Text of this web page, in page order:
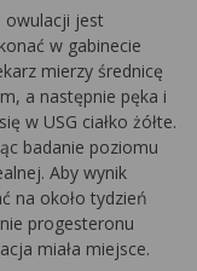
owulacji jest
w gabinecie
mierzy średnicę
a następnie pęka i
w USG ciałko żółte.
badanie poziomu
Aby wynik
na około tydzień
progesteronu
miała miejsce.